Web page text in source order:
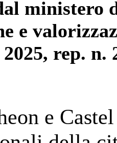
ministero
e
rep. n.
e